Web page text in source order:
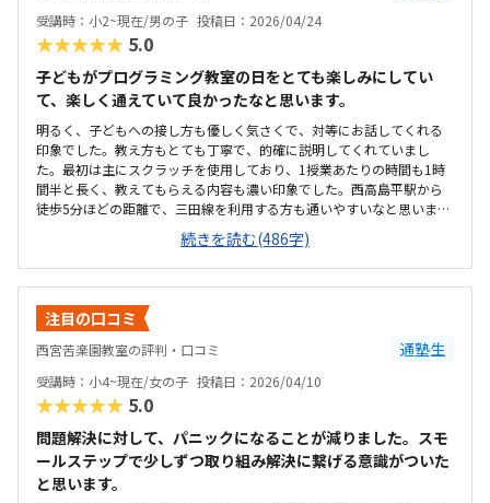
受講時：小2~現在/男の子 投稿日：2026/04/24
★★★★★ 5.0
子どもがプログラミング教室の日をとても楽しみにしてい
て、楽しく通えていて良かったなと思います。
明るく、子どもへの接し方も優しく気さくで、対等にお話してくれる
印象でした。教え方もとても丁寧で、的確に説明してくれていまし
た。最初は主にスクラッチを使用しており、1授業あたりの時間も1時
間半と長く、教えてもらえる内容も濃い印象でした。西高島平駅から
徒歩5分ほどの距離で、三田線を利用する方も通いやすいなと思いまし
た。また、車の通りが少ない住宅街なので、安全に通えます。とても
綺麗で、リラックスしてできる雰囲気です。パソコンも4台ほどあり、
個別に気軽に分からないことなども教えていただけます。授業内容や
レッスン時間に対して、とても良心的な料金設定だと思います。10,00
0円くらいの予算で探していたので、予算内に通えてよかったです。先
生が優しく、長年の経験がある先生で安心感があるところが良かった
です。子どもが楽しそうに授業を受けていたところや、子どもが体験
言っていたところが、こちらの教室に通う決め手になりました。1授業
が決められたカリキュラムなので、個人のペースで進められればもっ
続きを読む(486字)
注目の口コミ
西宮苦楽園教室の評判・口コミ 通塾生
受講時：小4~現在/女の子 投稿日：2026/04/10
★★★★★ 5.0
問題解決に対して、パニックになることが減りました。スモ
ールステップで少しずつ取り組み解決に繋げる意識がついた
と思います。